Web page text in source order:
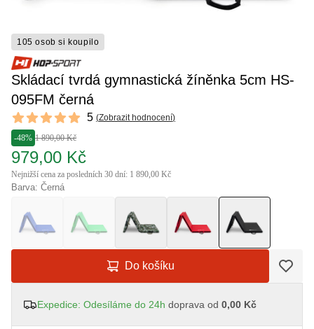
105 osob si koupilo
Skládací tvrdá gymnastická žíněnka 5cm HS-
095FM černá
Reviews
5 out of 5 stars 5 (Zobrazit hodnocení)
-48% 1 890,00 Kč
979,00 Kč
Nejnižší cena za posledních 30 dní: 1 890,00 Kč
Barva: Černá
Do košíku
Expedice: Odesíláme do 24h doprava od 0,00 Kč